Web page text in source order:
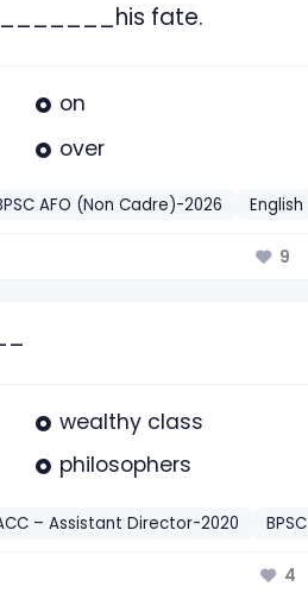
fate.
on
over
AFO (Non Cadre)-2026 English
9
wealthy class
philosophers
– Assistant Director-2020
4